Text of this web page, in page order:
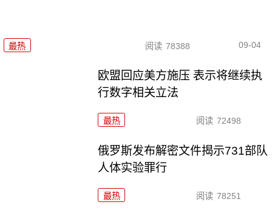
最热 阅读 78388 09-04
欧盟回应美方施压 表示将继续执
行数字相关立法
最热 阅读 72498
俄罗斯发布解密文件揭示731部队
人体实验罪行
最热 阅读 78251